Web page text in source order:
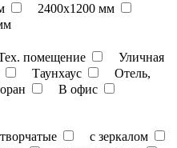
2400х1200 мм
помещение
Уличная
Таунхаус
Отель,
В офис
с зеркалом